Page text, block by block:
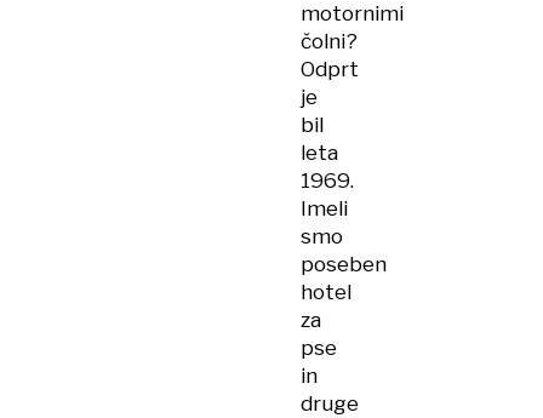
motornimi
čolni?
Odprt
je
bil
leta
1969.
Imeli
smo
poseben
hotel
za
pse
in
druge